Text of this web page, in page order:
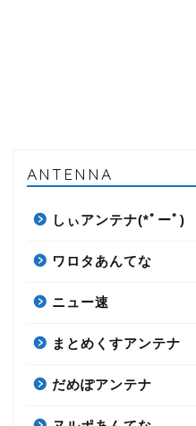
ANTENNA
しぃアンテナ(*ﾟーﾟ)
ワロタあんてな
ニュー速
まとめくすアンテナ
だめぽアンテナ